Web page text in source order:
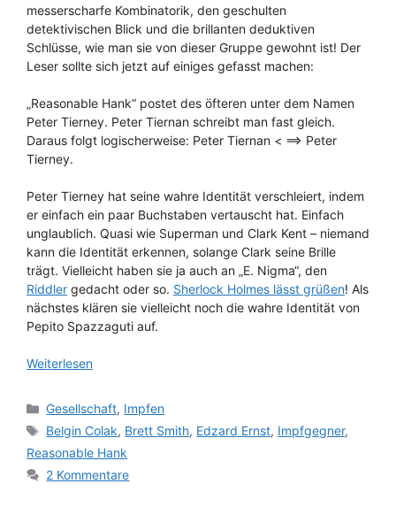
messerscharfe Kombinatorik, den geschulten
detektivischen Blick und die brillanten deduktiven
Schlüsse, wie man sie von dieser Gruppe gewohnt ist! Der
Leser sollte sich jetzt auf einiges gefasst machen:
„Reasonable Hank“ postet des öfteren unter dem Namen
Peter Tierney. Peter Tiernan schreibt man fast gleich.
Daraus folgt logischerweise: Peter Tiernan < ==> Peter
Tierney.
Peter Tierney hat seine wahre Identität verschleiert, indem
er einfach ein paar Buchstaben vertauscht hat. Einfach
unglaublich. Quasi wie Superman und Clark Kent – niemand
kann die Identität erkennen, solange Clark seine Brille
trägt. Vielleicht haben sie ja auch an „E. Nigma“, den
Riddler gedacht oder so. Sherlock Holmes lässt grüßen! Als
nächstes klären sie vielleicht noch die wahre Identität von
Pepito Spazzaguti auf.
Weiterlesen
Kategorien
Gesellschaft, Impfen
Schlagwörter
Belgin Colak, Brett Smith, Edzard Ernst, Impfgegner,
Reasonable Hank
2 Kommentare